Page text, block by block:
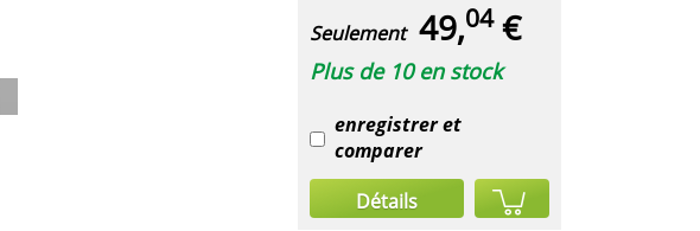
Seulement 49,04€
Plus de 10 en stock
enregistrer et
comparer
Détails